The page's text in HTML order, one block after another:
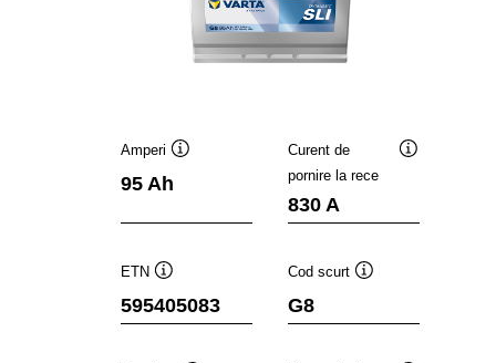
Amperi
95 Ah
Curent de
pornire la rece
830 A
ETN
595405083
Cod scurt
G8